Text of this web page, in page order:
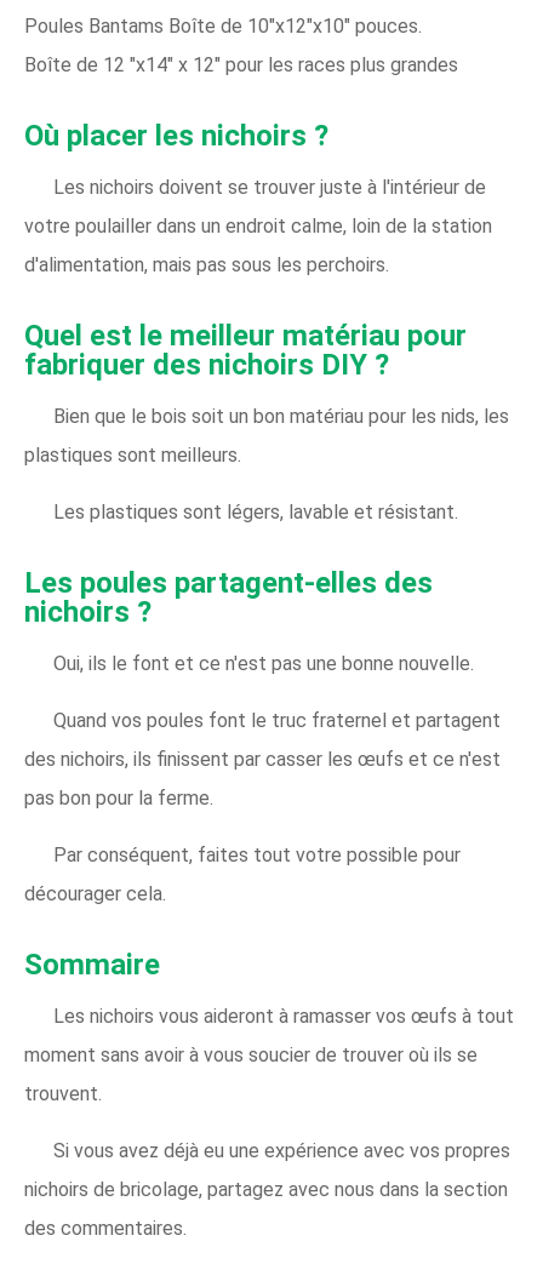
Poules Bantams Boîte de 10″x12″x10″ pouces.
Boîte de 12 "x14" x 12" pour les races plus grandes
Où placer les nichoirs ?
Les nichoirs doivent se trouver juste à l'intérieur de
votre poulailler dans un endroit calme, loin de la station
d'alimentation, mais pas sous les perchoirs.
Quel est le meilleur matériau pour
fabriquer des nichoirs DIY ?
Bien que le bois soit un bon matériau pour les nids, les
plastiques sont meilleurs.
Les plastiques sont légers, lavable et résistant.
Les poules partagent-elles des
nichoirs ?
Oui, ils le font et ce n'est pas une bonne nouvelle.
Quand vos poules font le truc fraternel et partagent
des nichoirs, ils finissent par casser les œufs et ce n'est
pas bon pour la ferme.
Par conséquent, faites tout votre possible pour
décourager cela.
Sommaire
Les nichoirs vous aideront à ramasser vos œufs à tout
moment sans avoir à vous soucier de trouver où ils se
trouvent.
Si vous avez déjà eu une expérience avec vos propres
nichoirs de bricolage, partagez avec nous dans la section
des commentaires.